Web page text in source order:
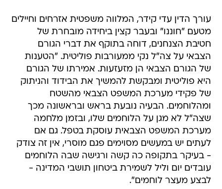
עורך הדין עדי קידר, המלווה משפטית אזרחים וחיילים
מטעם "חוננו" ובעבר קצין ביחידה מובחרת של
חטיבת הצנחנים, דוחה בתוקף את דברי הגורם
הצבאי על צה"ל נקי ממעורבות פוליטית. "הטענות
של הגורם הצבאי הן מזעזעות. אמירתו של הגורם
היא פוליטית ומבקשת להמשיך את הבידוד והניתוק
של פקידי מערכת המשפט הצבאי מהשטח
ומהלוחמים. הבעיה נובעת בראש ובראשונה מכך
שצה"ל לא מגן על הלוחמים שלו, ובזמן מלחמה
מערכת המשפט הצבאית עוסקת בטפל. גם אם
לעתים יש במעשים מסוימים פגם מוסרי, אין זה צודק
- בעיקר בתקופה כה קשה ורגישה שבה הלוחמים
עובדים יום וליל לשמירת ביטחון תושבי המדינה -
לבצע מעצר לוחמים".